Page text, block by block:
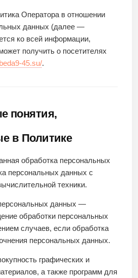
Оператора в отношении
данных (далее —
ко всей информации,
получить о посетителях
45.su/.
понятия,
в Политике
обработка персональных
персональных данных с
техники.
данных —
обработки персональных
случаев, если обработка
персональных данных.
графических и
а также программ для